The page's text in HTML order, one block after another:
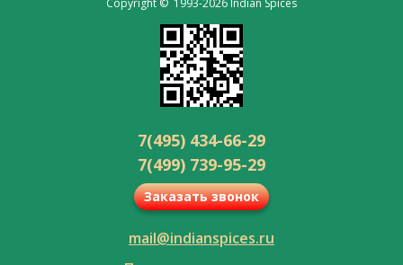
Copyright © 1993-2026 Indian Spices
7(495) 434-66-29
7(499) 739-95-29
Заказать звонок
mail@indianspices.ru